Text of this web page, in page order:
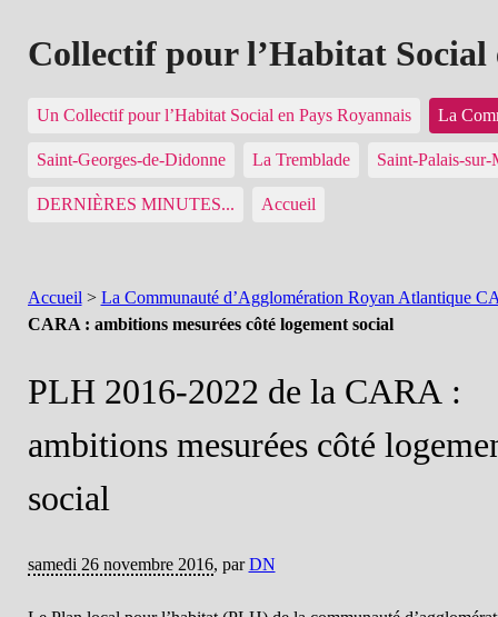
Collectif pour l’Habitat Social
Un Collectif pour l’Habitat Social en Pays Royannais La
Saint-Georges-de-Didonne La Tremblade Saint-Palais-sur-
DERNIÈRES MINUTES... Accueil
Accueil > La Communauté d’Agglomération Royan Atlantique
CARA : ambitions mesurées côté logement social
PLH 2016-2022 de la CARA :
ambitions mesurées côté
social
samedi 26 novembre 2016, parDN